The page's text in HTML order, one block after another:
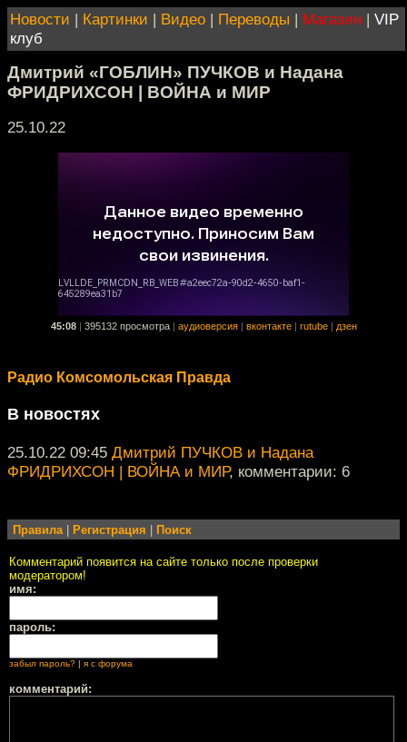
Новости | Картинки | Видео | Переводы | Магазин | VIP
клуб
Дмитрий «ГОБЛИН» ПУЧКОВ и Надана
ФРИДРИХСОН | ВОЙНА и МИР
25.10.22
45:08 395132 просмотра аудиоверсия вконтакте rutube дзен
Радио Комсомольская Правда
В новостях
25.10.22 09:45 Дмитрий ПУЧКОВ и Надана
ФРИДРИХСОН | ВОЙНА и МИР, комментарии: 6
Правила| Регистрация Поиск
Комментарий появится на сайте только после проверки
модератором!
имя:
пароль:
забыл пароль? я с форума
комментарий: